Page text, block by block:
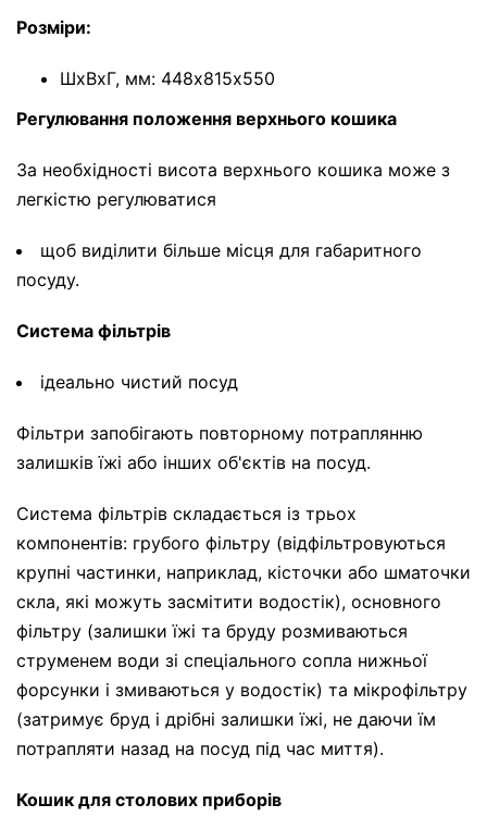
Розміри:
ШхВхГ, мм: 448х815х550
Регулювання положення верхнього кошика
За необхідності висота верхнього кошика може з
легкістю регулюватися
щоб виділити більше місця для габаритного
посуду.
Система фільтрів
ідеально чистий посуд
Фільтри запобігають повторному потраплянню
залишків їжі або інших об'єктів на посуд.
Система фільтрів складається із трьох
компонентів: грубого фільтру (відфільтровуються
крупні частинки, наприклад, кісточки або шматочки
скла, які можуть засмітити водостік), основного
фільтру (залишки їжі та бруду розмиваються
струменем води зі спеціального сопла нижньої
форсунки і змиваються у водостік) та мікрофільтру
(затримує бруд і дрібні залишки їжі, не даючи їм
потрапляти назад на посуд під час миття).
Кошик для столових приборів